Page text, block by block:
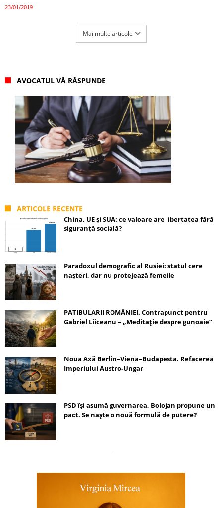
23/01/2019
Mai multe articole
AVOCATUL VĂ RĂSPUNDE
ARTICOLE RECENTE
China, UE și SUA: ce valoare are libertatea fără
siguranță socială?
Paradoxul demografic al Rusiei: statul cere
nașteri, dar nu protejează femeile
PATIBULARII ROMÂNIEI. Contrapunct pentru
Gabriel Liiceanu – „Meditație despre gunoaie”
Noua Axă Berlin–Viena–Budapesta. Refacerea
Imperiului Austro-Ungar
PSD își asumă guvernarea, Bolojan propune un
pact. Se naște o nouă formulă de putere?